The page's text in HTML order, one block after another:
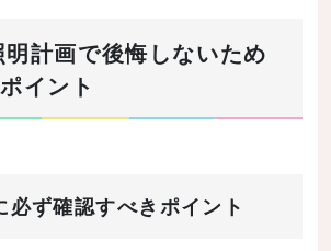
計画で後悔しないため
イント
ず確認すべきポイント